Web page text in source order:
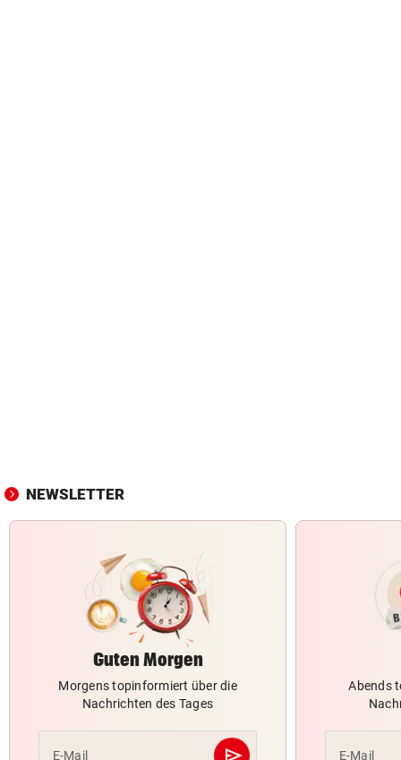
NEWSLETTER
Guten Morgen
Morgens topinformiert über die
Nachrichten des Tages
E-Mail
Abends
E-Mail